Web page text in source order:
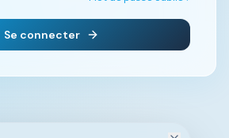
Se connecter